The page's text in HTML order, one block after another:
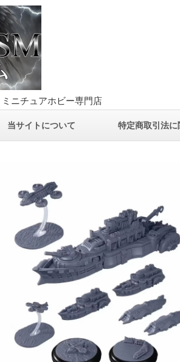
ニチュアホビー専門店
当サイトについて 特定商取引法に